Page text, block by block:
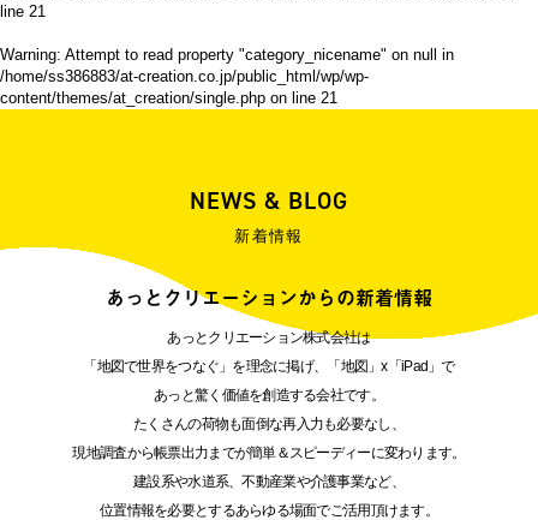
line 21
Warning: Attempt to read property "category_nicename" on null in
/home/ss386883/at-creation.co.jp/public_html/wp/wp-
content/themes/at_creation/single.php on line 21
NEWS & BLOG
新着情報
あっとクリエーションからの新着情報
あっとクリエーション株式会社は
「地図で世界をつなぐ」を理念に掲げ、「地図」x「iPad」で
あっと驚く価値を創造する会社です。
たくさんの荷物も面倒な再入力も必要なし、
現地調査から帳票出力までが簡単＆スピーディーに変わります。
建設系や水道系、不動産業や介護事業など、
位置情報を必要とするあらゆる場面でご活用頂けます。